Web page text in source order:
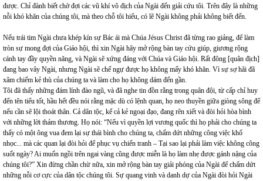
được. Chỉ đành biết chờ đợi các vũ khí vô địch của Ngài đến giải cứu tôi. Trên đây là những
nỗi khó khăn của chúng tôi, mà theo chỗ tôi hiểu, có lẽ Ngài không phải không biết đến.
Nếu trái tim Ngài chưa khép kín sự Bác ái mà Chúa Jésus Christ đã từng rao giảng, để làm
tròn sự mong đợi của Giáo hội, thì xin Ngài hãy mở rộng bàn tay cứu giúp, giương rộng
cánh tay đầy quyền năng, và Ngài sẽ xứng đáng với Chúa và Giáo hội. Rất đông [quân địch]
đang bao vây Ngài, nhưng Ngài sẽ chế ngự được họ không mấy khó khăn. Vì sự sợ hãi đã
xâm chiếm kẻ thù của chúng ta và làm cho họ không dám đến gần.
Tôi đã thấy những đám lính đào ngũ, và đã nghe tin đồn rằng trong quân đội, từ cấp chỉ huy
đến tên tiểu tốt, hầu hết đều nói rằng mặc dù có lệnh quan, họ neo thuyền giữa giòng sông để
nếu cần sẽ lội thoát thân. Cả dân tộc, kể cả kẻ ngoại đạo, đang rên xiết và đòi hỏi hòa bình
với những lời thảm thương. Họ nói: “Nếu vì quyền lợi vương quốc thì họ phải cho chúng ta
thấy có một ông vua đem lại sự thái bình cho chúng ta, chấm dứt những công việc khổ
nhọc... mà các quan lại đòi hỏi để phục vụ chiến tranh – Tại sao lại phải làm việc không công
suốt ngày? Ai muốn ngồi trên ngai vàng cũng được miễn là họ làm nhẹ được gánh nặng của
chúng tôi?” Xin đừng chần chừ nữa, xin mở rộng bàn tay giải phóng của Ngài để chấm dứt
những nỗi cơ cực của dân tộc chúng tôi. Sự quang vinh và danh dự của Ngài đòi hỏi Ngài